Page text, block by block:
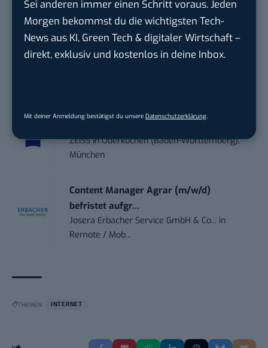
Sei anderen immer einen Schritt voraus. Jeden
Morgen bekommst du die wichtigsten Tech-
News aus KI, Green Tech & digitaler Wirtschaft –
direkt, exklusiv und kostenlos in deine Inbox.
Mit deiner Anmeldung bestätigst du unsere Datenschutzerklärung
Ferdinand Bilstein GmbH & Co. KGin
Ennepetal
IT Sales & Online Marketing Manager
ZEISSinOberkochen (Baden-Württemberg),
München
Content Manager Agrar (m/w/d)
befristet aufgr...
Josera Erbacher Service GmbH & Co... in
Remote / Mob...
THEMEN: INTERNET